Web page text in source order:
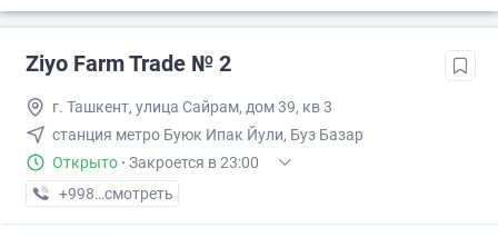
Ziyo Farm Trade № 2
г. Ташкент, улица Сайрам, дом 39, кв 3
станция метро Буюк Ипак Йули, Буз Базар
Открыто · Закроется в 23:00
+998 (50) XXX-XX-XX
смотреть